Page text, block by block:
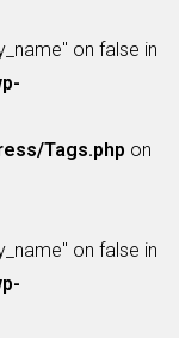
on false in
Tags.php on
on false in